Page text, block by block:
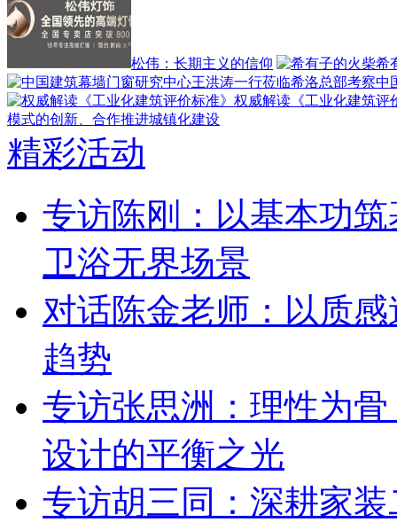
松伟：长期主义的信仰
希
中
权威解读《工业化建筑评
模式的创新、合作推进城镇化建设
精彩活动
专访陈刚：以基本功
卫浴无界场景
对话陈金老师：以质
趋势
专访张思洲：理性为
设计的平衡之光
专访胡三同：深耕家